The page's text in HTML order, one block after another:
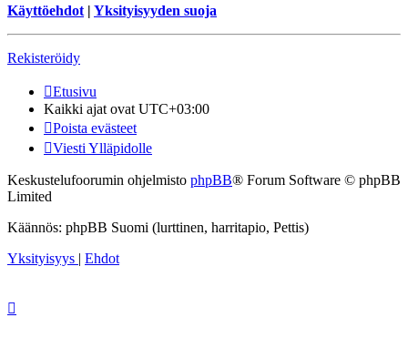
Käyttöehdot | Yksityisyyden suoja
Rekisteröidy
Etusivu
Kaikki ajat ovat UTC+03:00
Poista evästeet
Viesti Ylläpidolle
Keskustelufoorumin ohjelmisto phpBB® Forum Software © phpBB
Limited
Käännös: phpBB Suomi (lurttinen, harritapio, Pettis)
Yksityisyys | Ehdot